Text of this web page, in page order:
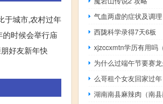
于城市,农村过年
时候会举行庙
好友新年快
气血两虚的症状及调理
西陇科学录得7天6板
xjzccxmtn学历有用吗
为什么过端午节要赛
么哥租个女友回家过年